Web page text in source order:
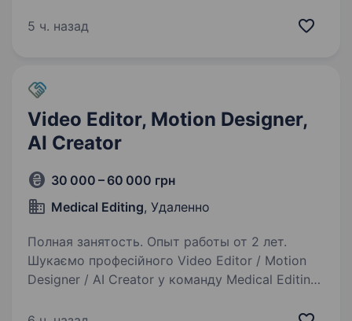
реалізовувати їхні продукти та ідеї в 3D. Зараз
5 ч. назад
Video Editor, Motion Designer,
AI Creator
30 000 – 60 000 грн
Medical Editing, Удаленно
Полная занятость. Опыт работы от 2 лет.
Шукаємо професійного Video Editor / Motion
Designer / AI Creator у команду Medical Editing
Editing створює premium visual content для